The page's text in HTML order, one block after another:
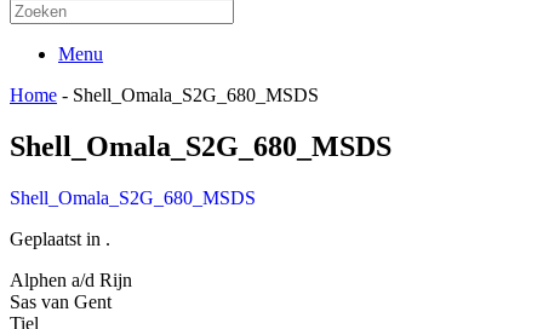
Menu
Home - Shell_Omala_S2G_680_MSDS
Shell_Omala_S2G_680_MSDS
Shell_Omala_S2G_680_MSDS
Geplaatst in .
Alphen a/d Rijn
Sas van Gent
Tiel